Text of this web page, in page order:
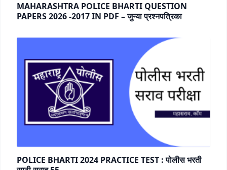
MAHARASHTRA POLICE BHARTI QUESTION
PAPERS 2026 -2017 IN PDF – जुन्या प्रश्नपत्रिका
POLICE BHARTI 2024 PRACTICE TEST : पोलीस भरती